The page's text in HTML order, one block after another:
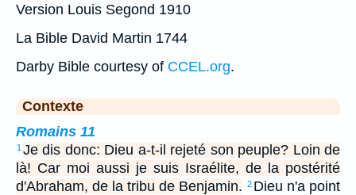
Version Louis Segond 1910
La Bible David Martin 1744
Darby Bible courtesy of CCEL.org.
Contexte
Romains 11
1 Je dis donc: Dieu a-t-il rejeté son peuple? Loin de
là! Car moi aussi je suis Israélite, de la postérité
d'Abraham, de la tribu de Benjamin. 2 Dieu n'a point